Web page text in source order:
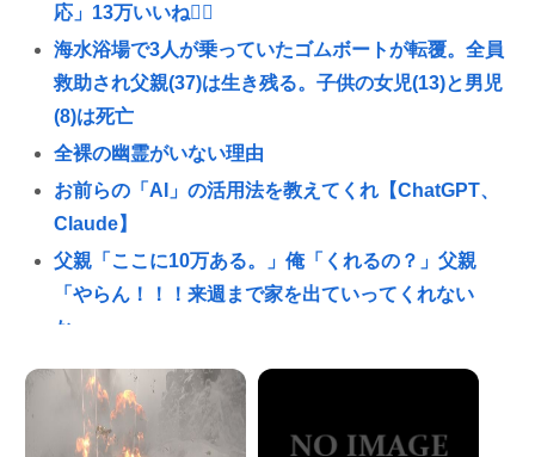
応」13万いいね💁‍♀
海水浴場で3人が乗っていたゴムボートが転覆。全員
救助され父親(37)は生き残る。子供の女児(13)と男児
(8)は死亡
全裸の幽霊がいない理由
お前らの「AI」の活用法を教えてくれ【ChatGPT、
Claude】
父親「ここに10万ある。」俺「くれるの？」父親
「やらん！！！来週まで家を出ていってくれない
か」
【画像】ヤンキー彼氏さん、彼女に対してめちゃく
ちゃ優しすぎる✨✨
最新の吉澤ひとみさん、元気そう